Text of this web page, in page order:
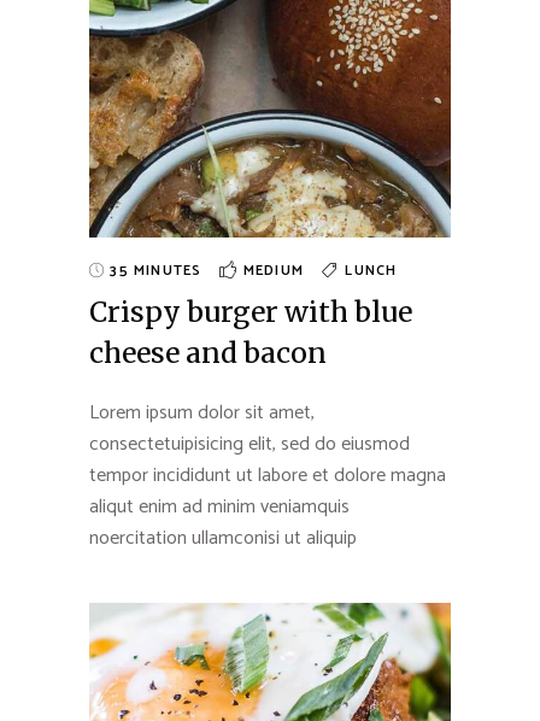
35 MINUTES MEDIUM LUNCH
Crispy burger with blue
cheese and bacon
Lorem ipsum dolor sit amet,
consectetuipisicing elit, sed do eiusmod
tempor incididunt ut labore et dolore magna
aliqut enim ad minim veniamquis
noercitation ullamconisi ut aliquip